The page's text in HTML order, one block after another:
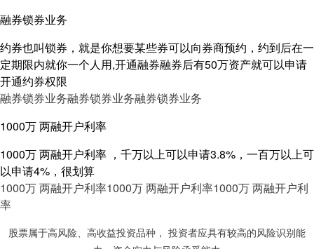
融券锁券业务
约券也叫锁券，就是你想要某些券可以向券商预约，约到后在一
定期限内就你一个人用,开通融券融券后有50万资产就可以申请
开通约券权限
融券锁券业务融券锁券业务融券锁券业务
1000万 两融开户利率
1000万 两融开户利率 ，千万以上可以申请3.8%，一百万以上可
以申请4%，很划算
1000万 两融开户利率1000万 两融开户利率1000万 两融开户利
率
股票属于高风险、高收益投资品种， 投资者应具有较高的风险识别能